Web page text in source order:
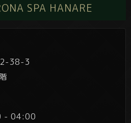
SPA HANARE
2-38-3
- 04:00